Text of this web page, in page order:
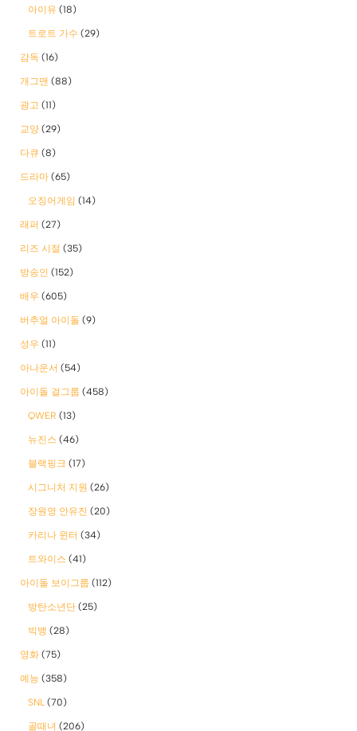
아이유 (18)
트로트 가수 (29)
감독 (16)
개그맨 (88)
광고 (11)
교양 (29)
다큐 (8)
드라마 (65)
오징어게임 (14)
래퍼 (27)
리즈 시절 (35)
방송인 (152)
배우 (605)
버추얼 아이돌 (9)
성우 (11)
아나운서 (54)
아이돌 걸그룹 (458)
QWER (13)
뉴진스 (46)
블랙핑크 (17)
시그니처 지원 (26)
장원영 안유진 (20)
카리나 윈터 (34)
트와이스 (41)
아이돌 보이그룹 (112)
방탄소년단 (25)
빅뱅 (28)
영화 (75)
예능 (358)
SNL (70)
골때녀 (206)